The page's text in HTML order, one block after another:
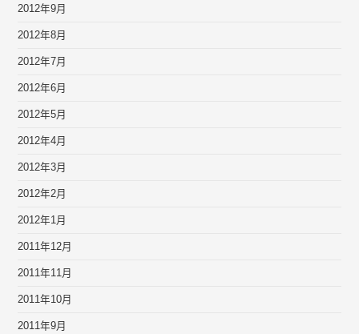
2012年9月
2012年8月
2012年7月
2012年6月
2012年5月
2012年4月
2012年3月
2012年2月
2012年1月
2011年12月
2011年11月
2011年10月
2011年9月